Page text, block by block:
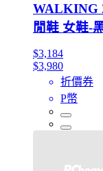
WALKING
閒鞋 女鞋-
$3,184
$3,980
折價券
P幣